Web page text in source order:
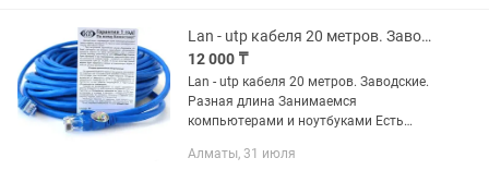
Lan - utp кабеля 20 метров. Заводские. Разная длина
12 000 ₸
Lan - utp кабеля 20 метров. Заводские.
Разная длина Занимаемся
компьютерами и ноутбуками Есть
Алматы, 31 июля